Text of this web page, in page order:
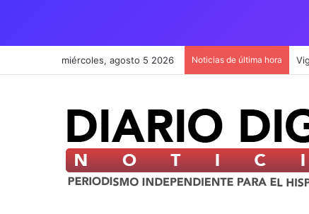
miércoles, agosto 5 2026 Noticias de última hora